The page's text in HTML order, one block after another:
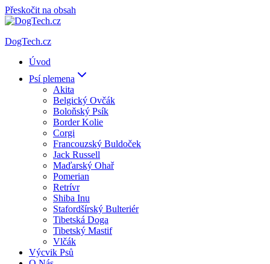
Přeskočit na obsah
DogTech.cz
Úvod
Psí plemena
Akita
Belgický Ovčák
Boloňský Psík
Border Kolie
Corgi
Francouzský Buldoček
Jack Russell
Maďarský Ohař
Pomerian
Retrívr
Shiba Inu
Stafordšírský Bulteriér
Tibetská Doga
Tibetský Mastif
Vlčák
Výcvik Psů